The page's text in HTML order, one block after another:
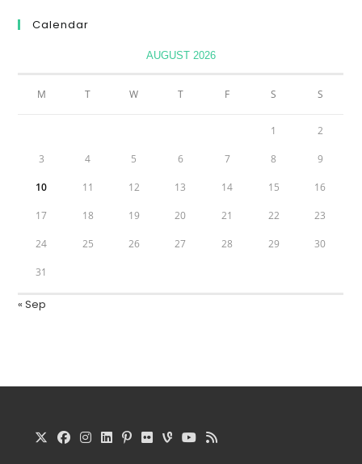
Calendar
AUGUST 2026
M T W T F S S
1 2
3 4 5 6 7 8 9
10 11 12 13 14 15 16
17 18 19 20 21 22 23
24 25 26 27 28 29 30
31
« Sep